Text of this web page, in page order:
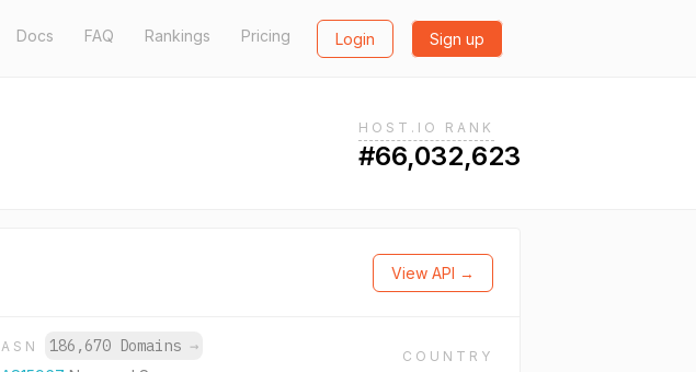
Docs FAQ Rankings Pricing Login Sign up
HOST.IO RANK
#66,032,623
View API →
ASN 186,670 Domains →
COUNTRY